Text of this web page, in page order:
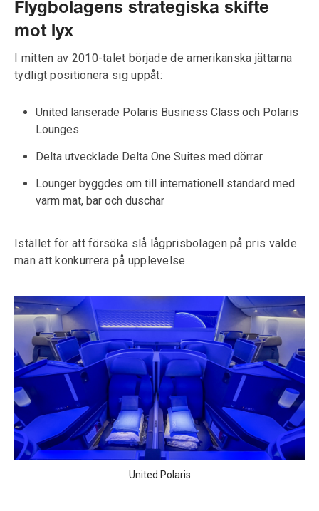
Flygbolagens strategiska skifte
mot lyx
I mitten av 2010-talet började de amerikanska jättarna
tydligt positionera sig uppåt:
United lanserade Polaris Business Class och Polaris
Lounges
Delta utvecklade Delta One Suites med dörrar
Lounger byggdes om till internationell standard med
varm mat, bar och duschar
Istället för att försöka slå lågprisbolagen på pris valde
man att konkurrera på upplevelse.
United Polaris